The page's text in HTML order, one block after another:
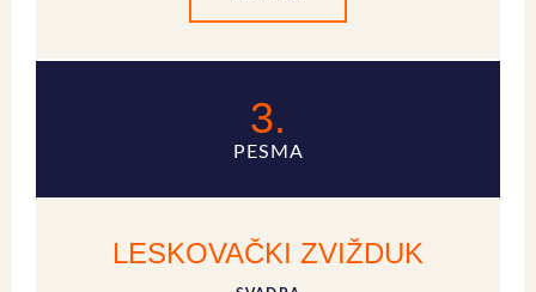
3.
PESMA
LESKOVAČKI ZVIŽDUK